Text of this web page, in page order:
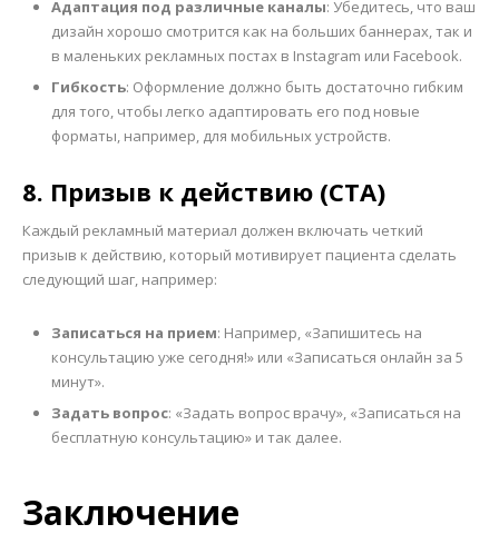
Адаптация под различные каналы: Убедитесь, что ваш
дизайн хорошо смотрится как на больших баннерах, так и
в маленьких рекламных постах в Instagram или Facebook.
Гибкость: Оформление должно быть достаточно гибким
для того, чтобы легко адаптировать его под новые
форматы, например, для мобильных устройств.
8. Призыв к действию (CTA)
Каждый рекламный материал должен включать четкий
призыв к действию, который мотивирует пациента сделать
следующий шаг, например:
Записаться на прием: Например, «Запишитесь на
консультацию уже сегодня!» или «Записаться онлайн за 5
минут».
Задать вопрос: «Задать вопрос врачу», «Записаться на
бесплатную консультацию» и так далее.
Заключение